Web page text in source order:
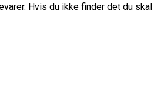
Hvis du ikke finder det du